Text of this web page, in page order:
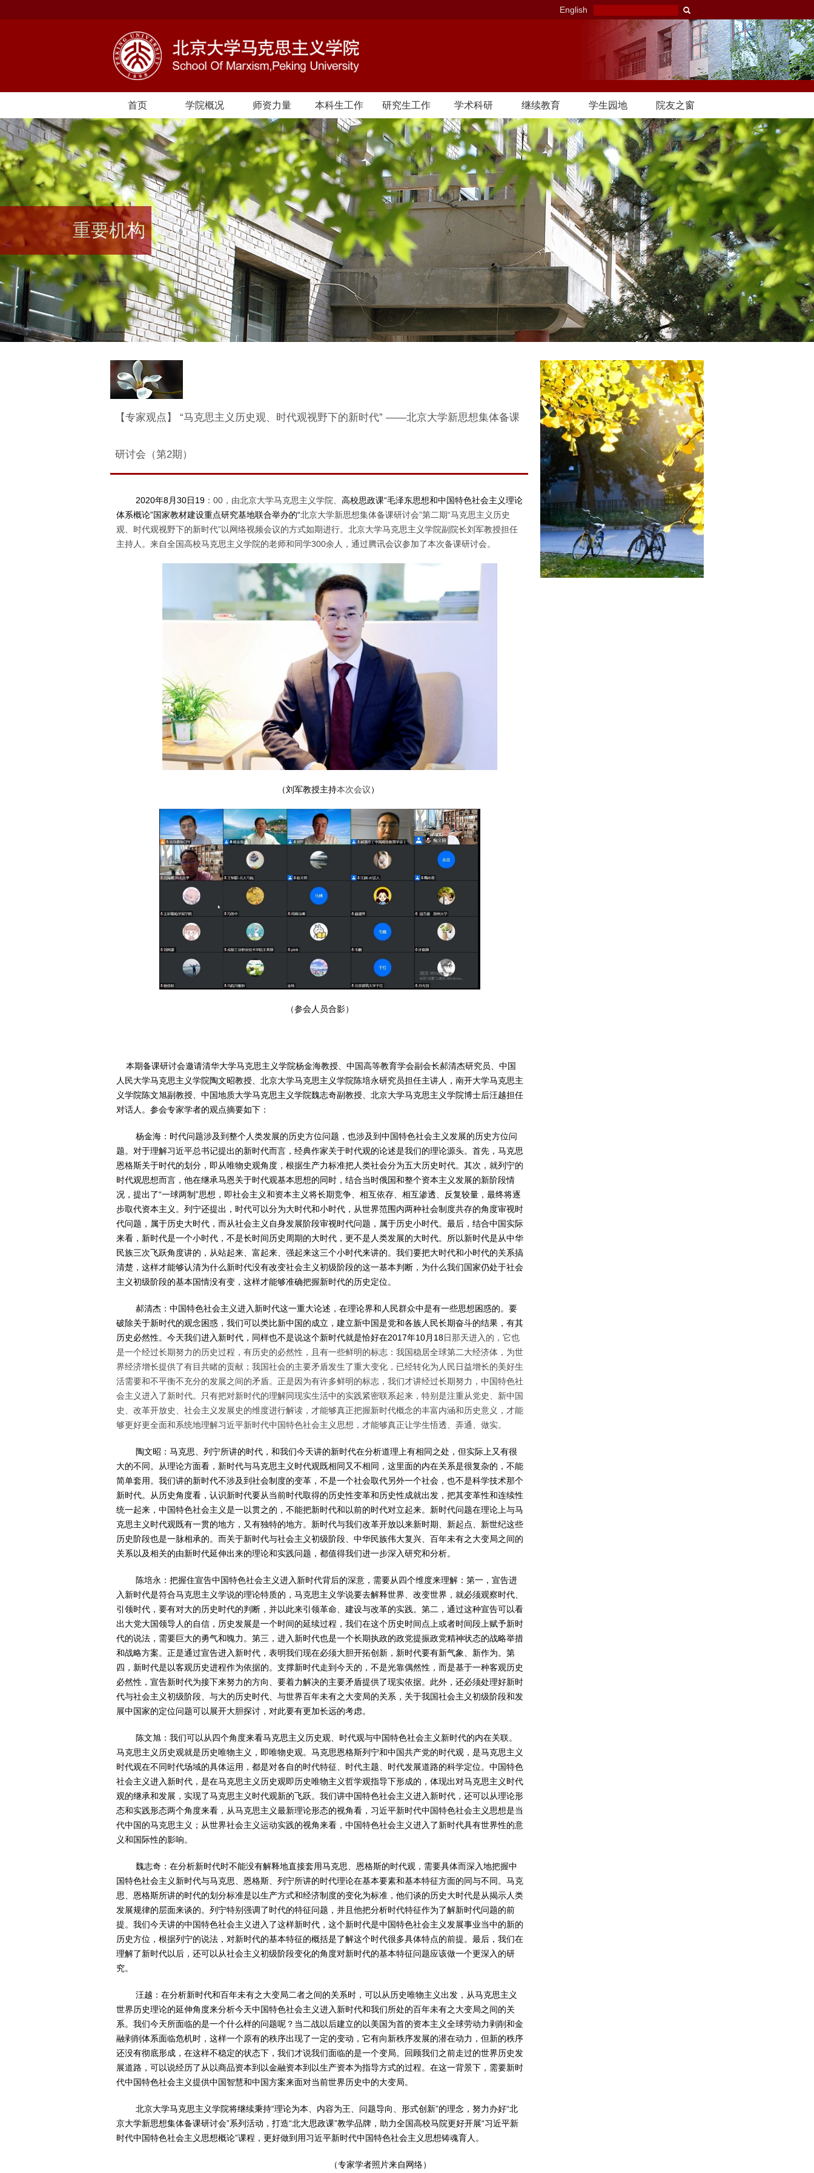
English
首页 学院概况 师资力量 本科生工作 研究生工作 学术科研 继续教育 学生园地 院友之窗
重要机构
【专家观点】 “马克思主义历史观、时代观视野下的新时代” ——北京大学新思想集体备课
研讨会（第2期）
2020年8月30日19 ：00，由北京大学马克思主义学院、 高校思政课“毛泽东思想和中国特色社会主义理论
体系概论”国家教材建设重点研究基地联合举办的“北京大学新思想集体备课研讨会”第二期“马克思主义历史
观、时代观视野下的新时代”以网络视频会议的方式如期进行。北京大学马克思主义学院副院长刘军教授担任
主持人。来自全国高校马克思主义学院的老师和同学300余人，通过腾讯会议参加了本次备课研讨会。
（刘军教授主持本次会议）
（参会人员合影）
本期备课研讨会邀请清华大学马克思主义学院杨金海教授、中国高等教育学会副会长郝清杰研究员、中国
人民大学马克思主义学院陶文昭教授、北京大学马克思主义学院陈培永研究员担任主讲人，南开大学马克思主
义学院陈文旭副教授、中国地质大学马克思主义学院魏志奇副教授、北京大学马克思主义学院博士后汪越担任
对话人。参会专家学者的观点摘要如下：
杨金海： 时代问题涉及到整个人类发展的历史方位问题，也涉及到中国特色社会主义发展的历史方位问
题。对于理解习近平总书记提出的新时代而言，经典作家关于时代观的论述是我们的理论源头。首先，马克思
恩格斯关于时代的划分，即从唯物史观角度，根据生产力标准把人类社会分为五大历史时代。其次，就列宁的
时代观思想而言，他在继承马恩关于时代观基本思想的同时，结合当时俄国和整个资本主义发展的新阶段情
况，提出了“一球两制”思想，即社会主义和资本主义将长期竞争、相互依存、相互渗透、反复较量，最终将逐
步取代资本主义。列宁还提出，时代可以分为大时代和小时代，从世界范围内两种社会制度共存的角度审视时
代问题，属于历史大时代，而从社会主义自身发展阶段审视时代问题，属于历史小时代。最后，结合中国实际
来看，新时代是一个小时代，不是长时间历史周期的大时代，更不是人类发展的大时代。所以新时代是从中华
民族三次飞跃角度讲的，从站起来、富起来、强起来这三个小时代来讲的。我们要把大时代和小时代的关系搞
清楚，这样才能够认清为什么新时代没有改变社会主义初级阶段的这一基本判断，为什么我们国家仍处于社会
主义初级阶段的基本国情没有变，这样才能够准确把握新时代的历史定位。
郝清杰：中国特色社会主义进入新时代这一重大论述，在理论界和人民群众中是有一些思想困惑的。要
破除关于新时代的观念困惑，我们可以类比新中国的成立，建立新中国是党和各族人民长期奋斗的结果，有其
历史必然性。今天我们进入新时代，同样也不是说这个新时代就是恰好在2017年10月18日那天进入的，它也
是一个经过长期努力的历史过程，有历史的必然性，且有一些鲜明的标志：我国稳居全球第二大经济体，为世
界经济增长提供了有目共睹的贡献；我国社会的主要矛盾发生了重大变化，已经转化为人民日益增长的美好生
活需要和不平衡不充分的发展之间的矛盾。正是因为有许多鲜明的标志，我们才讲经过长期努力，中国特色社
会主义进入了新时代。只有把对新时代的理解同现实生活中的实践紧密联系起来，特别是注重从党史、新中国
史、改革开放史、社会主义发展史的维度进行解读，才能够真正把握新时代概念的丰富内涵和历史意义，才能
够更好更全面和系统地理解习近平新时代中国特色社会主义思想，才能够真正让学生悟透、弄通、做实。
陶文昭：马克思、列宁所讲的时代，和我们今天讲的新时代在分析道理上有相同之处，但实际上又有很
大的不同。从理论方面看，新时代与马克思主义时代观既相同又不相同，这里面的内在关系是很复杂的，不能
简单套用。我们讲的新时代不涉及到社会制度的变革，不是一个社会取代另外一个社会，也不是科学技术那个
新时代。从历史角度看，认识新时代要从当前时代取得的历史性变革和历史性成就出发，把其变革性和连续性
统一起来，中国特色社会主义是一以贯之的，不能把新时代和以前的时代对立起来。新时代问题在理论上与马
克思主义时代观既有一贯的地方，又有独特的地方。新时代与我们改革开放以来新时期、新起点、新世纪这些
历史阶段也是一脉相承的。而关于新时代与社会主义初级阶段、中华民族伟大复兴、百年未有之大变局之间的
关系以及相关的由新时代延伸出来的理论和实践问题，都值得我们进一步深入研究和分析。
陈培永：把握住宣告中国特色社会主义进入新时代背后的深意，需要从四个维度来理解：第一，宣告进
入新时代是符合马克思主义学说的理论特质的，马克思主义学说要去解释世界、改变世界，就必须观察时代、
引领时代，要有对大的历史时代的判断，并以此来引领革命、建设与改革的实践。第二，通过这种宣告可以看
出大党大国领导人的自信，历史发展是一个时间的延续过程，我们在这个历史时间点上或者时间段上赋予新时
代的说法，需要巨大的勇气和魄力。第三，进入新时代也是一个长期执政的政党提振政党精神状态的战略举措
和战略方案。正是通过宣告进入新时代，表明我们现在必须大胆开拓创新，新时代要有新气象、新作为。第
四，新时代是以客观历史进程作为依据的。支撑新时代走到今天的，不是光靠偶然性，而是基于一种客观历史
必然性，宣告新时代为接下来努力的方向、要着力解决的主要矛盾提供了现实依据。此外，还必须处理好新时
代与社会主义初级阶段、与大的历史时代、与世界百年未有之大变局的关系，关于我国社会主义初级阶段和发
展中国家的定位问题可以展开大胆探讨，对此要有更加长远的考虑。
陈文旭：我们可以从四个角度来看马克思主义历史观、时代观与中国特色社会主义新时代的内在关联。
马克思主义历史观就是历史唯物主义，即唯物史观。马克思恩格斯列宁和中国共产党的时代观，是马克思主义
时代观在不同时代场域的具体运用，都是对各自的时代特征、时代主题、时代发展道路的科学定位。中国特色
社会主义进入新时代，是在马克思主义历史观即历史唯物主义哲学观指导下形成的，体现出对马克思主义时代
观的继承和发展，实现了马克思主义时代观新的飞跃。我们讲中国特色社会主义进入新时代，还可以从理论形
态和实践形态两个角度来看，从马克思主义最新理论形态的视角看，习近平新时代中国特色社会主义思想是当
代中国的马克思主义；从世界社会主义运动实践的视角来看，中国特色社会主义进入了新时代具有世界性的意
义和国际性的影响。
魏志奇：在分析新时代时不能没有解释地直接套用马克思、恩格斯的时代观，需要具体而深入地把握中
国特色社会主义新时代与马克思、恩格斯、列宁所讲的时代理论在基本要素和基本特征方面的同与不同。马克
思、恩格斯所讲的时代的划分标准是以生产方式和经济制度的变化为标准，他们谈的历史大时代是从揭示人类
发展规律的层面来谈的。列宁特别强调了时代的特征问题，并且他把分析时代特征作为了解新时代问题的前
提。我们今天讲的中国特色社会主义进入了这样新时代，这个新时代是中国特色社会主义发展事业当中的新的
历史方位，根据列宁的说法，对新时代的基本特征的概括是了解这个时代很多具体特点的前提。最后，我们在
理解了新时代以后，还可以从社会主义初级阶段变化的角度对新时代的基本特征问题应该做一个更深入的研
究。
汪越：在分析新时代和百年未有之大变局二者之间的关系时，可以从历史唯物主义出发，从马克思主义
世界历史理论的延伸角度来分析今天中国特色社会主义进入新时代和我们所处的百年未有之大变局之间的关
系。我们今天所面临的是一个什么样的问题呢？当二战以后建立的以美国为首的资本主义全球劳动力剥削和金
融剥削体系面临危机时，这样一个原有的秩序出现了一定的变动，它有向新秩序发展的潜在动力，但新的秩序
还没有彻底形成，在这样不稳定的状态下，我们才说我们面临的是一个变局。回顾我们之前走过的世界历史发
展道路，可以说经历了从以商品资本到以金融资本到以生产资本为指导方式的过程。在这一背景下，需要新时
代中国特色社会主义提供中国智慧和中国方案来面对当前世界历史中的大变局。
北京大学马克思主义学院将继续秉持“理论为本、内容为王、问题导向、形式创新”的理念，努力办好“北
京大学新思想集体备课研讨会”系列活动，打造“北大思政课”教学品牌，助力全国高校马院更好开展“习近平新
时代中国特色社会主义思想概论”课程，更好做到用习近平新时代中国特色社会主义思想铸魂育人。
（专家学者照片来自网络）